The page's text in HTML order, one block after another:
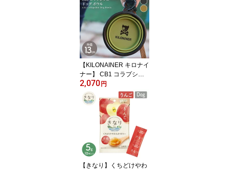
ア 犬用 防虫ウェア 収納
ポーチ付き 超小型犬 小
型犬 中型犬 大型犬【ペ
ット】【ウェア】
【KILONAINER キロナイ
ナー】 CB1 コラプシブ
ルドッグ ボウル CB1 Col
lapsible Dog Bowls 全2
色 携帯用 ドッグボウル
犬用 【ペット】【フード
ボウル】
2,070 円
【きなり】くちどけやわ